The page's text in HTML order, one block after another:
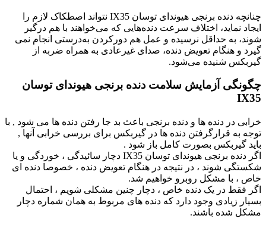
چنانچه دنده برنجی هیوندای توسان IX35 نتواند اصطکاک لازم را
ایجاد نماید، اختلاف سرعت دنده‌هایی که می‌خواهند با هم درگیر
شوند، به حداقل نرسیده و عمل هم دورکردن به‌درستی انجام نمی
گیرد و هنگام تعویض دنده، صدای غیرعادی به همراه ضربه از
گیربکس شنیده می‌شود.
چگونگی آزمایش سلامت دنده برنجی هیوندای توسان
IX35
خرابی در دنده ها و دنده برنجی باعث بد جا رفتن دنده ها می شود , با
توجه به قرارگرفتن دنده ها در گیربکس برای بررسی خرابی آنها ,
باید گیربکس بصورت کامل باز شود .
اگر دنده برنجی هیوندای توسان IX35 دچار سائیدگی ، خوردگی و یا
شکستگی شوند ، در نتیجه در هنگام تعویض دنده ، خصوصا دنده ای
خاص ، با مشکل روبرو خواهیم شد.
اگر فقط در یک دنده خاص ، دچار چنین مشکلی شویم ، احتمال
بسیار زیادی وجود دارد که دنده های مربوط به همان شماره دچار
مشکل شده باشند.